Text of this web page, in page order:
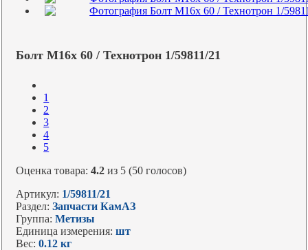
Болт М16х 60 / Технотрон 1/59811/21
1
2
3
4
5
Оценка товара:4.2 из 5 (50 голосов)
Артикул: 1/59811/21
Раздел:Запчасти КамАЗ
Группа:Метизы
Единица измерения:шт
Вес:0.12 кг